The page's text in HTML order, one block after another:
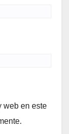
web en este